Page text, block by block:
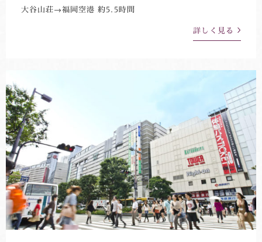
大谷山荘→福岡空港 約5.5時間
詳しく見る